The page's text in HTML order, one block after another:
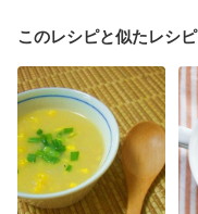
このレシピと似たレシピ